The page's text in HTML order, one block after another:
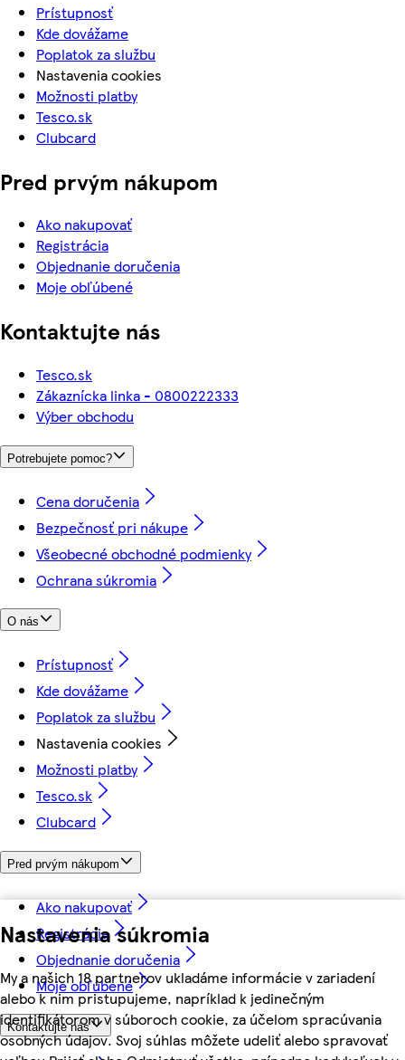
Nastavenia súkromia
My a našich 18 partnerov ukladáme informácie v zariadení
alebo k nim pristupujeme, napríklad k jedinečným
identifikátorom v súboroch cookie, za účelom spracúvania
osobných údajov. Svoj súhlas môžete udeliť alebo spravovať
Prístupnosť
Kde dovážame
Poplatok za službu
Nastavenia cookies
Možnosti platby
Tesco.sk
Clubcard
Pred prvým nákupom
Ako nakupovať
Registrácia
Objednanie doručenia
Moje obľúbené
Kontaktujte nás
Tesco.sk
Zákaznícka linka - 0800222333
Výber obchodu
Potrebujete pomoc?
Cena doručenia
Bezpečnosť pri nákupe
Všeobecné obchodné podmienky
Ochrana súkromia
O nás
Prístupnosť
Kde dovážame
Poplatok za službu
Nastavenia cookies
Možnosti platby
Tesco.sk
Clubcard
Pred prvým nákupom
Ako nakupovať
Registrácia
Objednanie doručenia
Moje obľúbené
Kontaktujte nás